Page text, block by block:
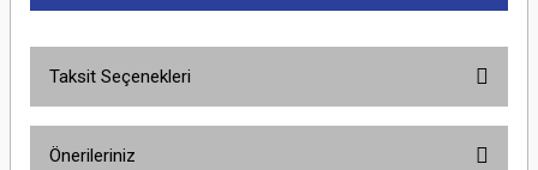
Taksit Seçenekleri
Önerileriniz